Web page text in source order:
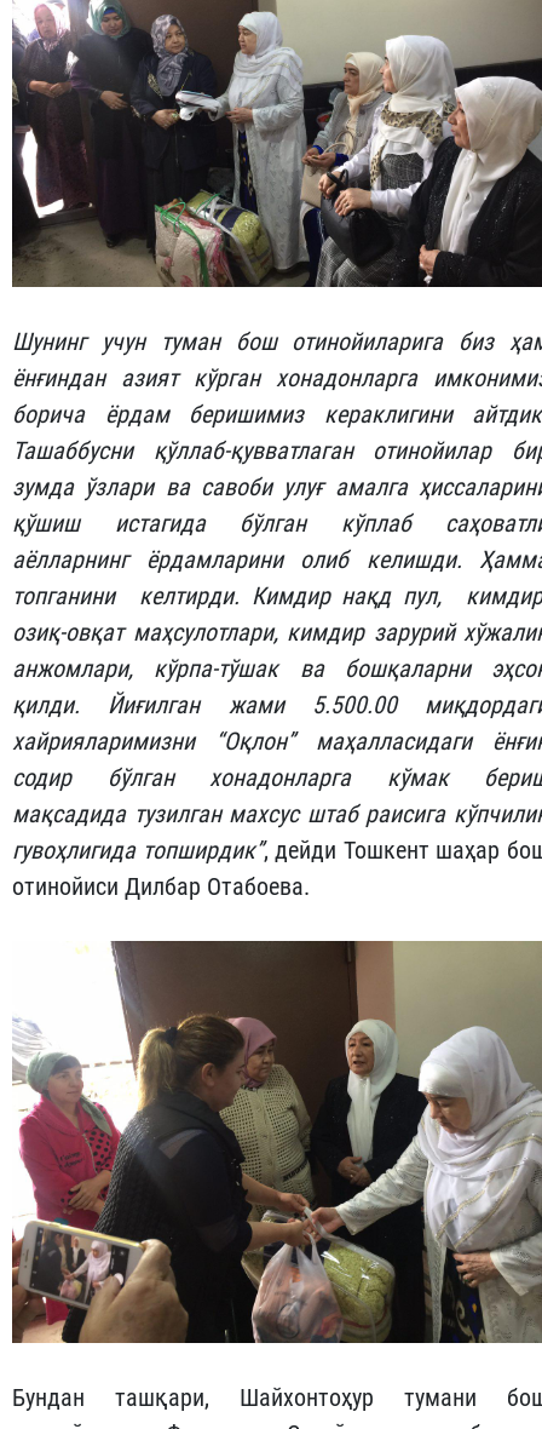
Шунинг учун туман бош отинойиларига биз
ёнғиндан азият кўрган хонадонларга
борича ёрдам беришимиз кераклигини
Ташаббусни қўллаб-қувватлаган отинойилар
зумда ўзлари ва савоби улуғ амалга
қўшиш истагида бўлган кўплаб
аёлларнинг ёрдамларини олиб келишди.
топганини келтирди. Кимдир нақд пул,
озиқ-овқат маҳсулотлари, кимдир зарурий
анжомлари, кўрпа-тўшак ва бошқаларни
қилди. Йиғилган жами 5.500.00
хайрияларимизни “Оқлон” маҳалласидаги
содир бўлган хонадонларга кўмак
мақсадида тузилган махсус штаб раисига
гувоҳлигида топширдик”, дейди Тошкент шаҳар
отинойиси Дилбар Отабоева.
Бундан ташқари, Шайхонтоҳур тумани